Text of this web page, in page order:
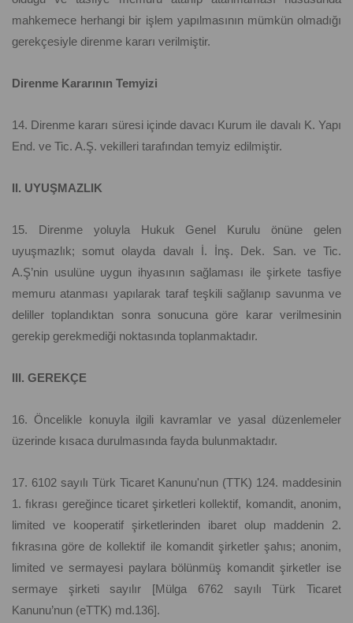
mahkemece herhangi bir işlem yapılmasının mümkün olmadığı
gerekçesiyle direnme kararı verilmiştir.
Direnme Kararının Temyizi
14. Direnme kararı süresi içinde davacı Kurum ile davalı K. Yapı
End. ve Tic. A.Ş. vekilleri tarafından temyiz edilmiştir.
II. UYUŞMAZLIK
15. Direnme yoluyla Hukuk Genel Kurulu önüne gelen
uyuşmazlık; somut olayda davalı İ. İnş. Dek. San. ve Tic.
A.Ş’nin usulüne uygun ihyasının sağlaması ile şirkete tasfiye
memuru atanması yapılarak taraf teşkili sağlanıp savunma ve
deliller toplandıktan sonra sonucuna göre karar verilmesinin
gerekip gerekmediği noktasında toplanmaktadır.
III. GEREKÇE
16. Öncelikle konuyla ilgili kavramlar ve yasal düzenlemeler
üzerinde kısaca durulmasında fayda bulunmaktadır.
17. 6102 sayılı Türk Ticaret Kanunu'nun (TTK) 124. maddesinin
1. fıkrası gereğince ticaret şirketleri kollektif, komandit, anonim,
limited ve kooperatif şirketlerinden ibaret olup maddenin 2.
fıkrasına göre de kollektif ile komandit şirketler şahıs; anonim,
limited ve sermayesi paylara bölünmüş komandit şirketler ise
sermaye şirketi sayılır [Mülga 6762 sayılı Türk Ticaret
Kanunu’nun (eTTK) md.136].